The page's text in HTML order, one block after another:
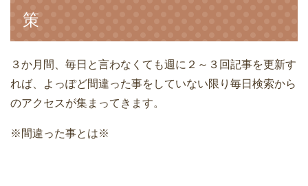
策
３か月間、毎日と言わなくても週に２～３回記事を更新す
れば、よっぽど間違った事をしていない限り毎日検索から
のアクセスが集まってきます。
※間違った事とは※